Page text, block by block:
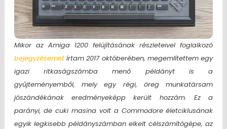
Mikor az Amiga 1200 felújításának részleteivel foglalkozó
bejegyzésemetírtam 2017 októberében, megemlítettem egy
igazi ritkaságszámba menő példányt is a
gyűjteményemből, mely egy régi, öreg munkatársam
jószándékának eredményeképp került hozzám. Ez a
parányi, de cuki masina volt a Commodore életciklusának
egyik legkisebb példányszámban elkelt célszámítógépe, az